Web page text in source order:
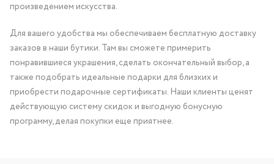
произведением искусства.
Для вашего удобства мы обеспечиваем бесплатную доставку
заказов в наши бутики. Там вы сможете примерить
понравившиеся украшения, сделать окончательный выбор, а
также подобрать идеальные подарки для близких и
приобрести подарочные сертификаты. Наши клиенты ценят
действующую систему скидок и выгодную бонусную
программу, делая покупки еще приятнее.